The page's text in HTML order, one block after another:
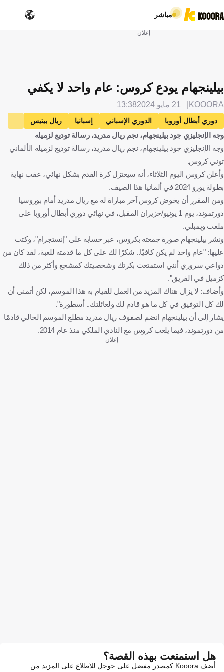
مباشر
إعلان
بيلينجهام يودع كروس: عام واحد لا يكفي
KOOORA 21 مايو 2024 13:38
دوري أبطال أوروبا الدوري الإسباني إسبانيا
ريال بيتيس
ريال مدريد
بوروسيا دورتموند ألمانيا
ألمانيا
إسكتلندا
اسكتلندا إنجلترا إنجلترا
صربيا
صربيا
وجه الإنجليزي جود بيلينجهام، نجم ريال مدريد، رسالة توديع لزميله
وجه الإنجليزي جود بيلينجهام، نجم ريال مدريد، رسالة توديع لزميله الألماني
توني كروس.
وأعلن كروس اليوم الثلاثاء، أنه سيعتزل كرة القدم بشكل نهائي، عقب نهاية
بطولة يورو 2024 في ألمانيا هذا الصيف.
ومن المقرر أن يخوض كروس آخر مباراة له مع ريال مدريد أمام بوروسيا
دورتموند، يوم 1 يونيو/حزيران المقبل، في نهائي دوري أبطال أوروبا على
ملعب ويمبلي.
ونشر بيلينجهام صورة جمعته بكروس، عبر حسابه على "إنستجرام"، وكتب
عليها: "عام واحد لم يكن كافيًا.. شكرًا لك على كل ما قدمته للعبة، لقد كان من
دواعي سروري أنني استمتعت بكرتك وشخصيتك كمشجع وأكثر من ذلك
كزميل في الفريق".
وأضاف: لا يزال هناك المزيد من العمل للقيام به هذا الموسم، لكن أتمنى أن
لك كل التوفيق في كل ما هو قادم لك ولعائلتك.. أسطورة".
يشار إلى أن بيلينجهام انضم لصفوف ريال مدريد مطلع الموسم الحالي قادمًا
من دورتموند، فيما يلعب كروس مع النادي الملكي منذ عام 2014.
إعلان
هل استمتعت بهذه القصة؟
أضف Kooora كمصدر مفضل على جوجل للاطلاع على المزيد من